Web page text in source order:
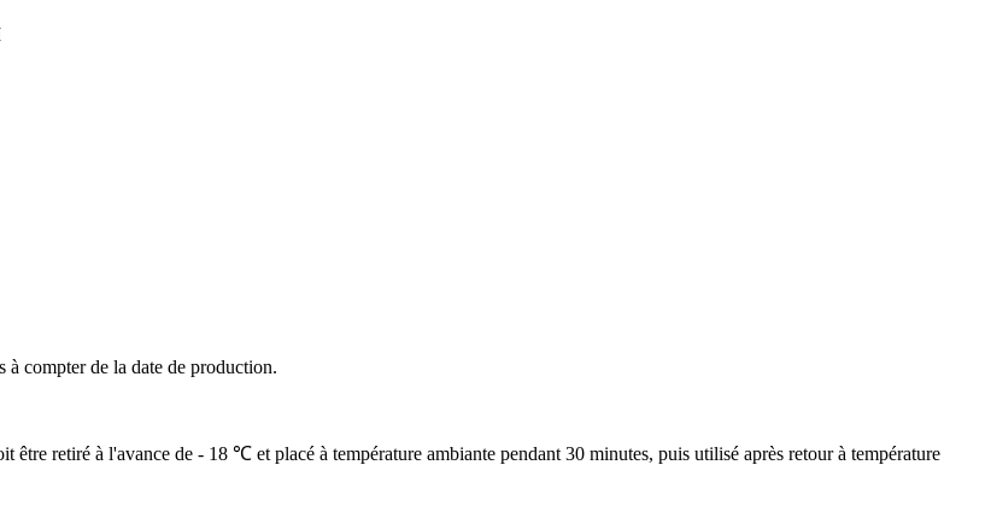
compter de la date de production.
retiré à l'avance de - 18 ℃ et placé à température ambiante pendant 30 minutes, puis utilisé après retour à température